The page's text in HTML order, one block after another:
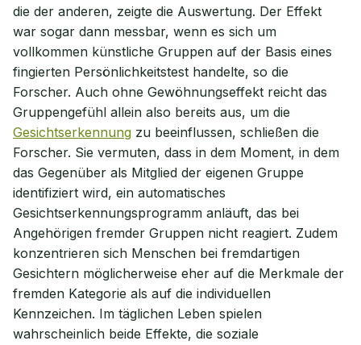
die der anderen, zeigte die Auswertung. Der Effekt
war sogar dann messbar, wenn es sich um
vollkommen künstliche Gruppen auf der Basis eines
fingierten Persönlichkeitstest handelte, so die
Forscher. Auch ohne Gewöhnungseffekt reicht das
Gruppengefühl allein also bereits aus, um die
Gesichtserkennung zu beeinflussen, schließen die
Forscher. Sie vermuten, dass in dem Moment, in dem
das Gegenüber als Mitglied der eigenen Gruppe
identifiziert wird, ein automatisches
Gesichtserkennungsprogramm anläuft, das bei
Angehörigen fremder Gruppen nicht reagiert. Zudem
konzentrieren sich Menschen bei fremdartigen
Gesichtern möglicherweise eher auf die Merkmale der
fremden Kategorie als auf die individuellen
Kennzeichen. Im täglichen Leben spielen
wahrscheinlich beide Effekte, die soziale